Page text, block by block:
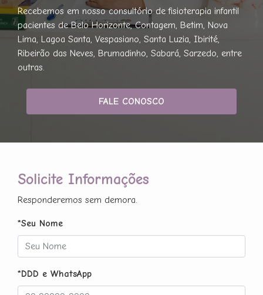
Recebemos em nosso consultório de fisioterapia infantil
pacientes de Belo Horizonte, Contagem, Betim, Nova
Lima, Lagoa Santa, Vespasiano, Santa Luzia, Ibirité,
Ribeirão das Neves, Brumadinho, Sabará, Sarzedo, entre
outras.
FALE CONOSCO
Solicite Informações
Responderemos sem demora.
*Seu Nome
*DDD e WhatsApp